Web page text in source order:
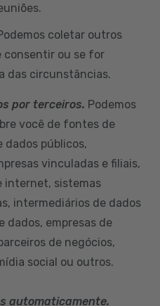
coletar outros
consentir ou se for
das circunstâncias.
por terceiros. Podemos
você de fontes de
dados públicos,
vinculadas e filiais,
internet, sistemas
intermediários de dados
dados, empresas de
de negócios,
social ou outros.
automaticamente.